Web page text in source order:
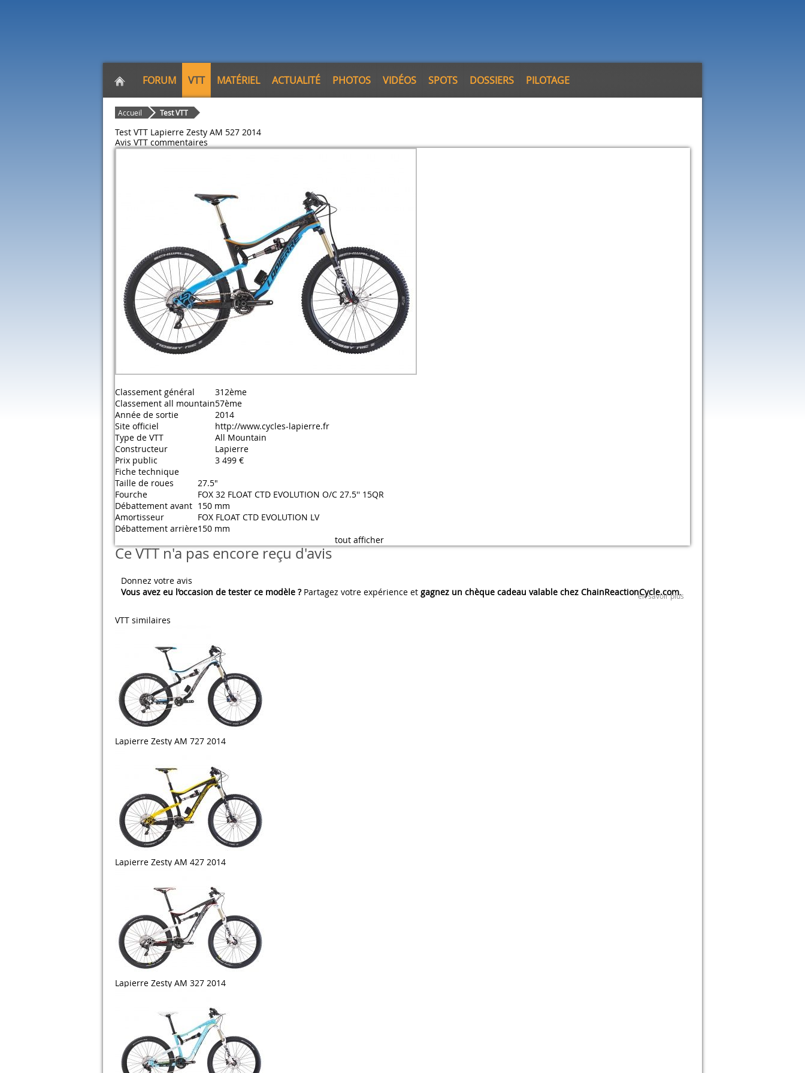
FORUM VTT MATÉRIEL ACTUALITÉ PHOTOS VIDÉOS SPOTS DOSSIERS PILOTAGE
Accueil Test VTT
Test VTT Lapierre Zesty AM 527 2014
Avis VTT commentaires
Classement général
312ème
Classement all mountain57ème
Année de sortie
2014
Site officiel
http://www.cycles-lapierre.fr
Type de VTT
All Mountain
Constructeur
Lapierre
Prix public
3 499 €
Fiche technique
Taille de roues
27.5"
Fourche
FOX 32 FLOAT CTD EVOLUTION O/C 27.5'' 15QR
Débattement avant 150 mm
Amortisseur
FOX FLOAT CTD EVOLUTION LV
Débattement arrière150 mm
tout afficher
Ce VTT n'a pas encore reçu d'avis
Donnez votre avis
Vous avez eu l’occasion de tester ce modèle ?Partagez votre expérience et gagnez un chèque cadeau valable chez ChainReactionCycle.com.
en savoir plus
VTT similaires
Lapierre Zesty AM 727 2014
Lapierre Zesty AM 427 2014
Lapierre Zesty AM 327 2014